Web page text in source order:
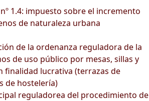
1.4: impuesto sobre el incremento
de naturaleza urbana
de la ordenanza reguladora de la
de uso público por mesas, sillas y
finalidad lucrativa (terrazas de
de hostelería)
reguladorea del procedimiento de